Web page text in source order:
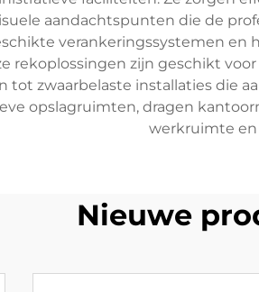
aandachtspunten die de
verankeringssystemen en
rekoplossingen zijn geschikt
tot zwaarbelaste installaties die
opslagruimten, dragen
werkruimte
Nieuwe